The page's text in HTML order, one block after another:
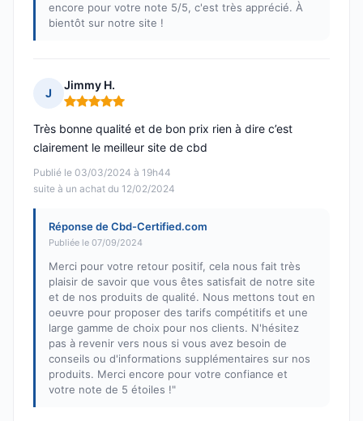
encore pour votre note 5/5, c'est très apprécié. À
bientôt sur notre site !
J
Jimmy H.
Note : 5 sur 5
Publié le 03/03/2024 à 19h44
suite à un achat du 12/02/2024
Très bonne qualité et de bon prix rien à dire c’est
clairement le meilleur site de cbd
Réponse de Cbd-Certified.com
Publiée le 07/09/2024
Merci pour votre retour positif, cela nous fait très
plaisir de savoir que vous êtes satisfait de notre site
et de nos produits de qualité. Nous mettons tout en
oeuvre pour proposer des tarifs compétitifs et une
large gamme de choix pour nos clients. N'hésitez
pas à revenir vers nous si vous avez besoin de
conseils ou d'informations supplémentaires sur nos
produits. Merci encore pour votre confiance et
votre note de 5 étoiles !"